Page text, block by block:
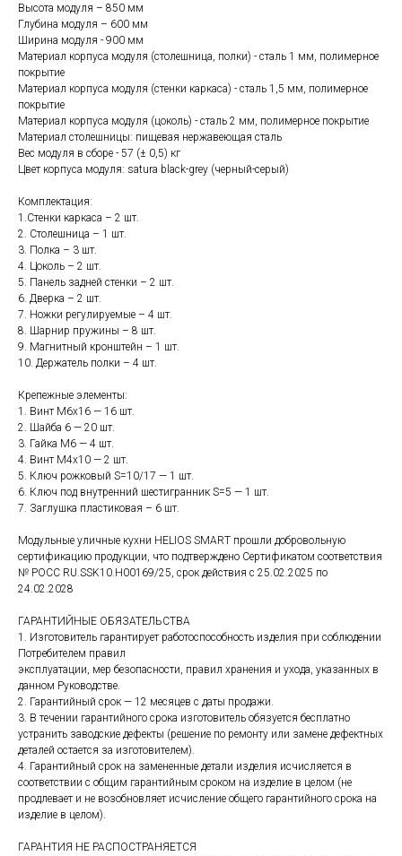
Высота модуля – 850 мм
Глубина модуля – 600 мм
Ширина модуля - 900 мм
Материал корпуса модуля (столешница, полки) - сталь 1 мм, полимерное
покрытие
Материал корпуса модуля (стенки каркаса) - сталь 1,5 мм, полимерное
покрытие
Материал корпуса модуля (цоколь) - сталь 2 мм, полимерное покрытие
Материал столешницы: пищевая нержавеющая сталь
Вес модуля в сборе - 57 (± 0,5) кг
Цвет корпуса модуля: satura black-grey (черный-серый)
Комплектация:
1.Стенки каркаса – 2 шт.
2. Столешница – 1 шт.
3. Полка – 3 шт.
4. Цоколь – 2 шт.
5. Панель задней стенки – 2 шт.
6. Дверка – 2 шт.
7. Ножки регулируемые – 4 шт.
8. Шарнир пружины – 8 шт.
9. Магнитный кронштейн – 1 шт.
10. Держатель полки – 4 шт.
Крепежные элементы:
1. Винт М6x16 — 16 шт.
2. Шайба 6 — 20 шт.
3. Гайка М6 — 4 шт.
4. Винт М4х10 — 2 шт.
5. Ключ рожковый S=10/17 — 1 шт.
6. Ключ под внутренний шестигранник S=5 — 1 шт.
7. Заглушка пластиковая – 6 шт.
Модульные уличные кухни HELIOS SMART прошли добровольную
сертификацию продукции, что подтверждено Сертификатом соответствия
№ POCC RU.SSK10.H00169/25, срок действия с 25.02.2025 по
24.02.2028
ГАРАНТИЙНЫЕ ОБЯЗАТЕЛЬСТВА
1. Изготовитель гарантирует работоспособность изделия при соблюдении
Потребителем правил
эксплуатации, мер безопасности, правил хранения и ухода, указанных в
данном Руководстве.
2. Гарантийный срок — 12 месяцев с даты продажи.
3. В течении гарантийного срока изготовитель обязуется бесплатно
устранить заводские дефекты (решение по ремонту или замене дефектных
деталей остается за изготовителем).
4. Гарантийный срок на замененные детали изделия исчисляется в
соответствии с общим гарантийным сроком на изделие в целом (не
продлевает и не возобновляет исчисление общего гарантийного срока на
изделие в целом).
ГАРАНТИЯ НЕ РАСПОСТРАНЯЕТСЯ